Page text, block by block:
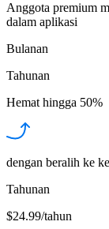
Anggota premium
dalam aplikasi
Bulanan
Tahunan
Hemat hingga 50%
dengan beralih ke
Tahunan
$24.99/tahun